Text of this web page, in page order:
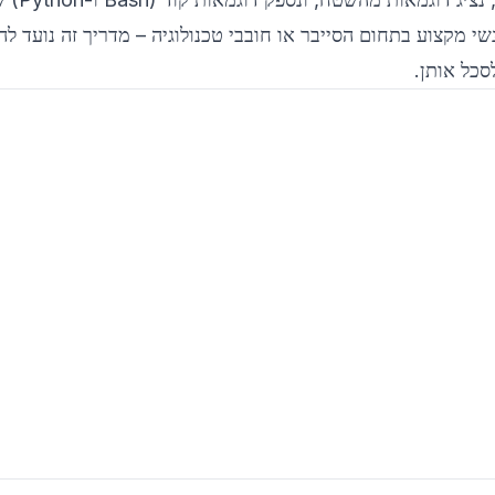
מקצוע בתחום הסייבר או חובבי טכנולוגיה – מדריך זה נועד
אותן.